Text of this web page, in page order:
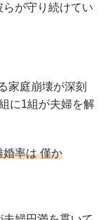
が守り続けてい
家庭崩壊が深刻
に1組が夫婦を解
婚率は 僅か